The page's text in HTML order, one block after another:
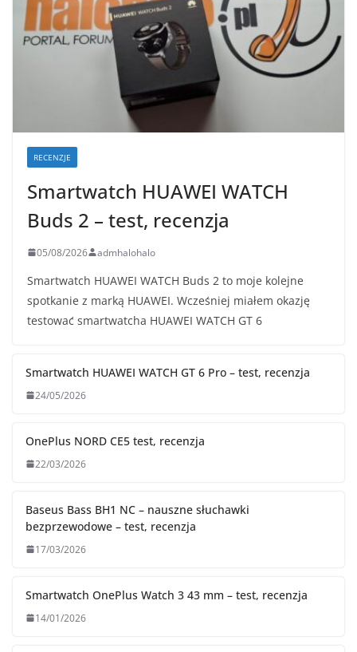
RECENZJE
Smartwatch HUAWEI WATCH
Buds 2 – test, recenzja
05/08/2026 admhalohalo
Smartwatch HUAWEI WATCH Buds 2 to moje kolejne
spotkanie z marką HUAWEI. Wcześniej miałem okazję
testować smartwatcha HUAWEI WATCH GT 6
Smartwatch HUAWEI WATCH GT 6 Pro – test, recenzja
24/05/2026
OnePlus NORD CE5 test, recenzja
22/03/2026
Baseus Bass BH1 NC – nauszne słuchawki
bezprzewodowe – test, recenzja
17/03/2026
Smartwatch OnePlus Watch 3 43 mm – test, recenzja
14/01/2026